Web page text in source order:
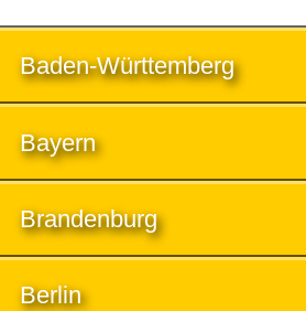
Baden-Württemberg
Bayern
Brandenburg
Berlin